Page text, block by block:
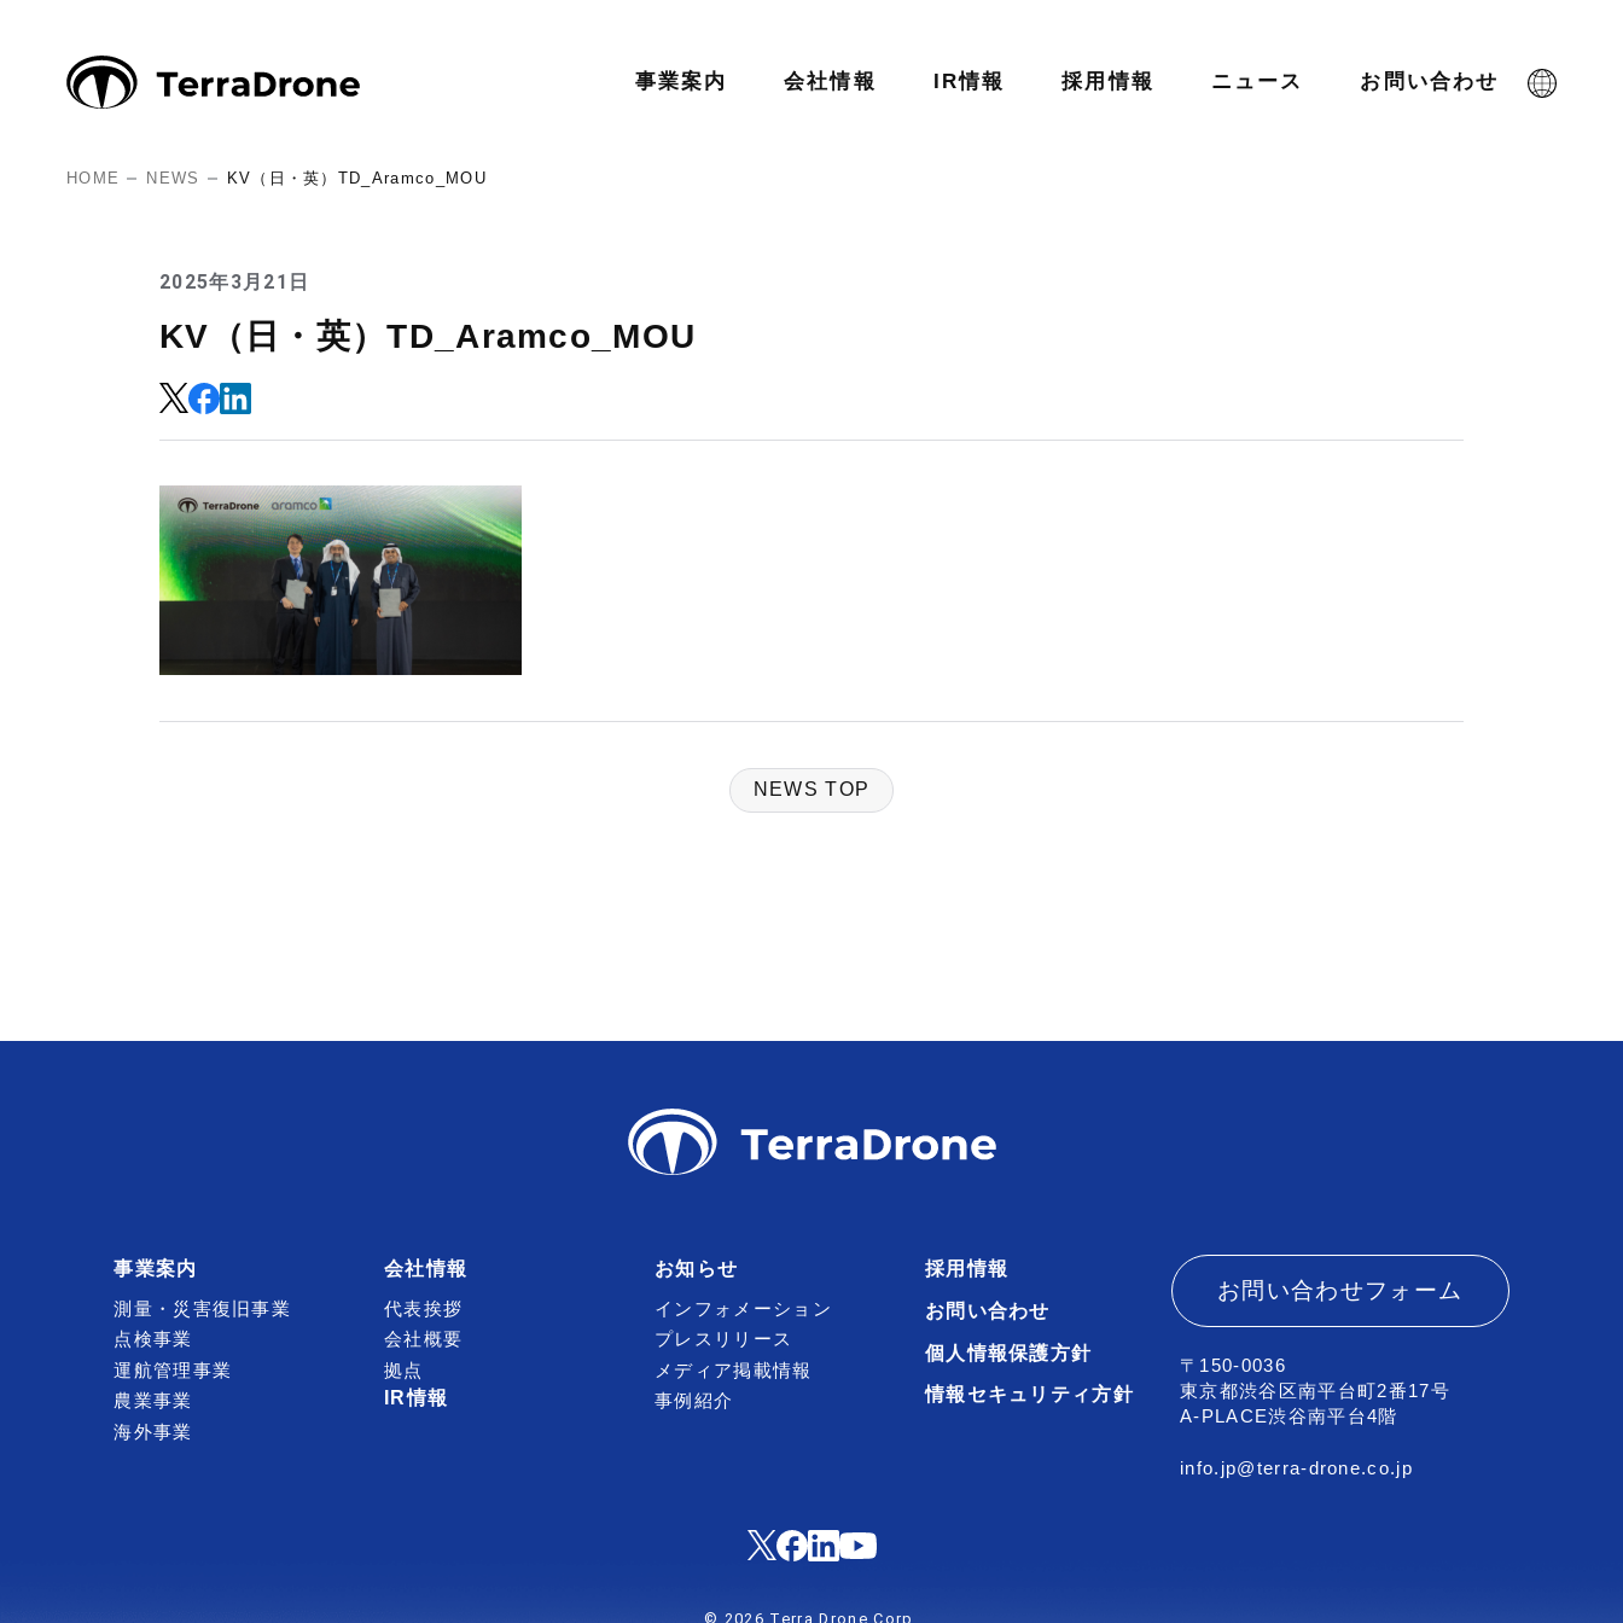
事業案内 会社情報 IR情報 採用情報 ニュース お問い合わせ
HOME NEWS KV（日・英）TD_Aramco_MOU
2025年3月21日
KV（日・英）TD_Aramco_MOU
NEWS TOP
事業案内
測量・災害復旧事業
点検事業
運航管理事業
農業事業
海外事業
会社情報
代表挨拶
会社概要
拠点
IR情報
お知らせ
インフォメーション
プレスリリース
メディア掲載情報
事例紹介
採用情報
お問い合わせ
個人情報保護方針
情報セキュリティ方針
お問い合わせフォーム
〒150-0036
東京都渋谷区南平台町2番17号
A-PLACE渋谷南平台4階
info.jp@terra-drone.co.jp
© 2026 Terra Drone Corp.